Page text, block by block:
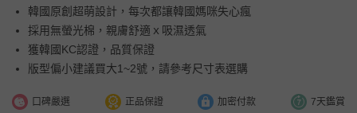
韓國原創超萌設計，每次都讓韓國媽咪失心瘋
採用無螢光棉，親膚舒適ｘ吸濕透氣
獲韓國KC認證，品質保證
版型偏小建議買大1~2號，請參考尺寸表選購
口碑嚴選 正品保證 加密付款 7天鑑賞